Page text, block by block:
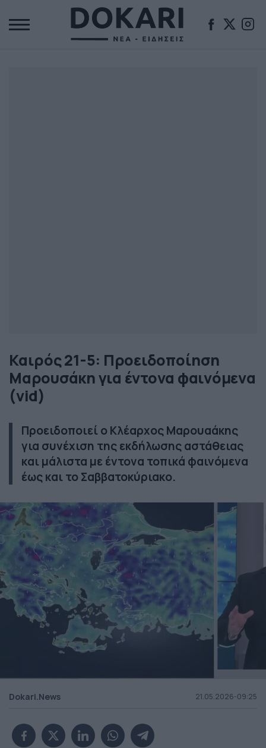
Καιρός 21-5: Προειδοποίηση
Μαρουσάκη για έντονα φαινόμενα
(vid)
Προειδοποιεί ο Κλέαρχος Μαρουαάκης
για συνέχιση της εκδήλωσης αστάθειας
και μάλιστα με έντονα τοπικά φαινόμενα
έως και το Σαββατοκύριακο.
Dokari.News 21.05.2026-09:25